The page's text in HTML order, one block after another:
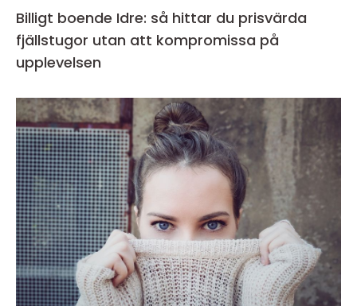
Billigt boende Idre: så hittar du prisvärda
fjällstugor utan att kompromissa på
upplevelsen